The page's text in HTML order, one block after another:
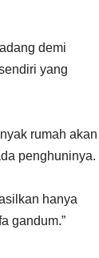
demi
yang
rumah akan
penghuninya.
hanya
gandum.”